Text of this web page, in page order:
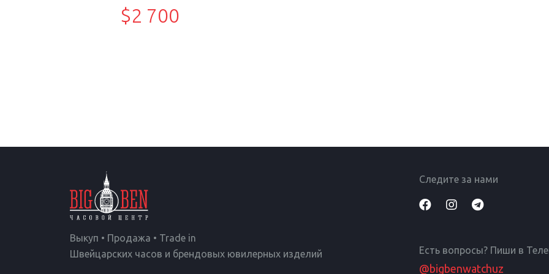
$2 700
Выкуп • Продажа • Trade in
Швейцарских часов и брендовых ювилерных изделий
Следите за нами
Есть вопросы? Пиши в
@bigbenwatchuz